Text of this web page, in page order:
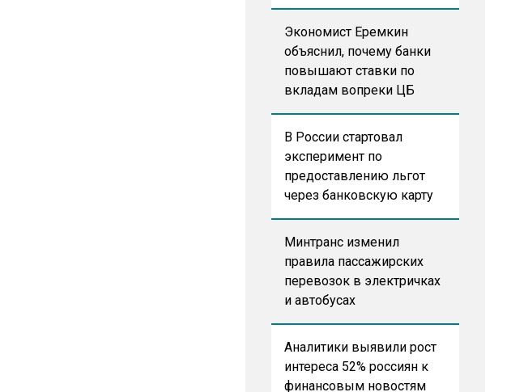
Экономист Еремкин
объяснил, почему банки
повышают ставки по
вкладам вопреки ЦБ
В России стартовал
эксперимент по
предоставлению льгот
через банковскую карту
Минтранс изменил
правила пассажирских
перевозок в электричках
и автобусах
Аналитики выявили рост
интереса 52% россиян к
финансовым новостям